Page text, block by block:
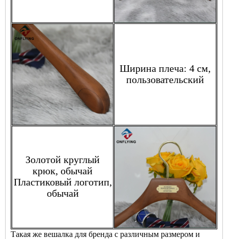
Ширина плеча: 4 см,
пользовательский
Золотой круглый
крюк, обычай
Пластиковый логотип,
обычай
Такая же вешалка для бренда с различным размером и